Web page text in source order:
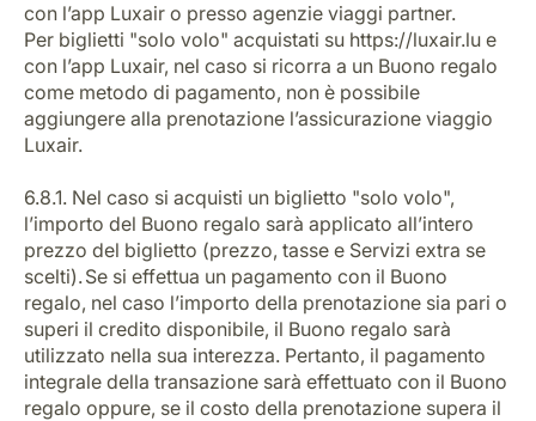
con l’app Luxair o presso agenzie viaggi partner.
Per biglietti "solo volo" acquistati su https://luxair.lu e
con l’app Luxair, nel caso si ricorra a un Buono regalo
come metodo di pagamento, non è possibile
aggiungere alla prenotazione l’assicurazione viaggio
Luxair.
6.8.1. Nel caso si acquisti un biglietto "solo volo",
l’importo del Buono regalo sarà applicato all’intero
prezzo del biglietto (prezzo, tasse e Servizi extra se
scelti). Se si effettua un pagamento con il Buono
regalo, nel caso l’importo della prenotazione sia pari o
superi il credito disponibile, il Buono regalo sarà
utilizzato nella sua interezza. Pertanto, il pagamento
integrale della transazione sarà effettuato con il Buono
regalo oppure, se il costo della prenotazione supera il